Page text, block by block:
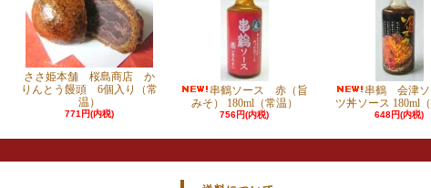
ささ姫本舗 桜島商店 か
りんとう饅頭 6個入り（常
温）
771円(内税)
串鶴ソース 赤（旨
みそ） 180ml（常温）
756円(内税)
串鶴 会津ソ
ツ丼ソース 180ml（
648円(内税)